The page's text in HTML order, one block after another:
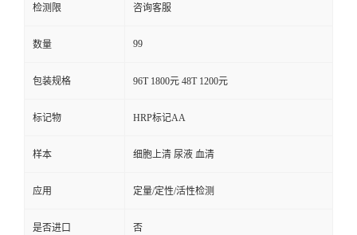
检测限 咨询客服
数量 99
包装规格 96T 1800元 48T 1200元
标记物 HRP标记AA
样本 细胞上清 尿液 血清
应用 定量/定性/活性检测
是否进口 否